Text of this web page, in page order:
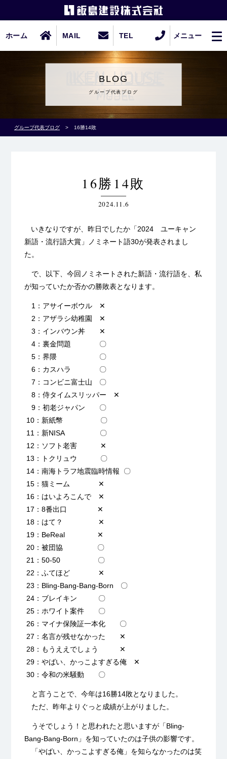
ホーム MAIL TEL メニュー
BLOG
グループ代表ブログ
グループ代表ブログ > 16勝14敗
16勝14敗
2024.11.6
いきなりですが、昨日でしたか「2024 ユーキャン
新語・流行語大賞」ノミネート語30が発表されまし
た。
で、以下、今回ノミネートされた新語・流行語を、私
が知っていたか否かの勝敗表となります。
1：アサイーボウル ✕
2：アザラシ幼稚園 ✕
3：インバウン丼 ✕
4：裏金問題 〇
5：界隈 〇
6：カスハラ 〇
7：コンビニ富士山 〇
8：侍タイムスリッパー ✕
9：初老ジャパン 〇
10：新紙幣 〇
11：新NISA 〇
12：ソフト老害 ✕
13：トクリュウ 〇
14：南海トラフ地震臨時情報 〇
15：猫ミーム ✕
16：はいよろこんで ✕
17：8番出口 ✕
18：はて？ ✕
19：BeReal ✕
20：被団協 〇
21：50-50 〇
22：ふてほど ✕
23：Bling-Bang-Bang-Born 〇
24：ブレイキン 〇
25：ホワイト案件 〇
26：マイナ保険証一本化 〇
27：名言が残せなかった ✕
28：もうええでしょう ✕
29：やばい、かっこよすぎる俺 ✕
30：令和の米騒動 〇
と言うことで、今年は16勝14敗となりました。
ただ、昨年よりぐっと成績が上がりました。
うそでしょう！と思われたと思いますが「Bling-
Bang-Bang-Born」を知っていたのは子供の影響です。
「やばい、かっこよすぎる俺」を知らなかったのは笑